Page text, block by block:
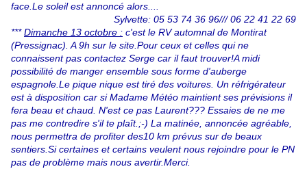
face.Le soleil est annoncé alors....
Sylvette: 05 53 74 36 96/// 06 22 41 22 69
***Dimanche 13 octobre : c'est le RV automnal de Montirat
(Pressignac). A 9h sur le site.Pour ceux et celles qui ne
connaissent pas contactez Serge car il faut trouver!A midi
possibilité de manger ensemble sous forme d'auberge
espagnole.Le pique nique est tiré des voitures. Un réfrigérateur
est à disposition car si Madame Météo maintient ses prévisions il
fera beau et chaud. N'est ce pas Laurent??? Essaies de ne me
pas me contredire s'il te plaît.;-) La matinée, annoncée agréable,
nous permettra de profiter des10 km prévus sur de beaux
sentiers.Si certaines et certains veulent nous rejoindre pour le PN
pas de problème mais nous avertir.Merci.